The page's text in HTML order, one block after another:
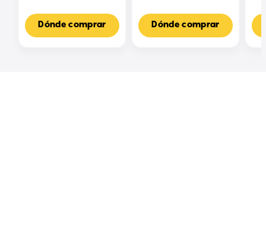
Con Accesorios
Dónde comprar
Dónde comprar